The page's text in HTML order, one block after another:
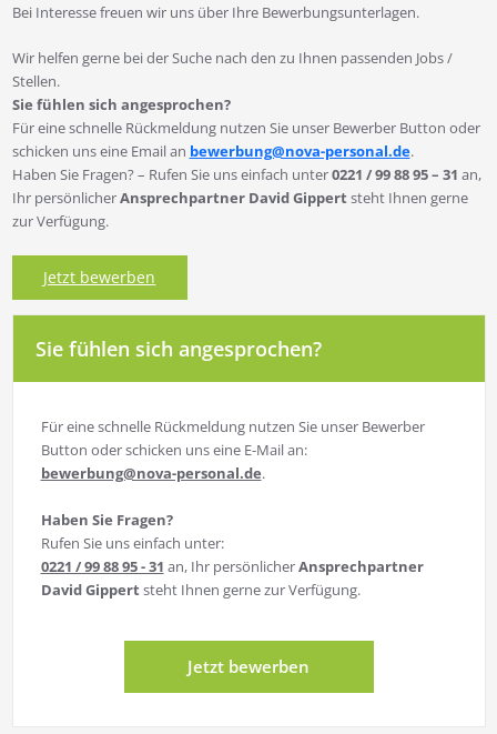
Bei Interesse freuen wir uns über Ihre Bewerbungsunterlagen.
Wir helfen gerne bei der Suche nach den zu Ihnen passenden Jobs /
Stellen.
Sie fühlen sich angesprochen?
Für eine schnelle Rückmeldung nutzen Sie unser Bewerber Button oder
schicken uns eine Email an bewerbung@nova-personal.de.
Haben Sie Fragen? – Rufen Sie uns einfach unter0221 / 99 88 95 – 31 an,
Ihr persönlicherAnsprechpartner David Gippertsteht Ihnen gerne
zur Verfügung.
Jetzt bewerben
Sie fühlen sich angesprochen?
Für eine schnelle Rückmeldung nutzen Sie unser Bewerber
Button oder schicken uns eine E-Mail an:
bewerbung@nova-personal.de.
Haben Sie Fragen?
Rufen Sie uns einfach unter:
0221 / 99 88 95 - 31 an, Ihr persönlicherAnsprechpartner
David Gippertsteht Ihnen gerne zur Verfügung.
Jetzt bewerben